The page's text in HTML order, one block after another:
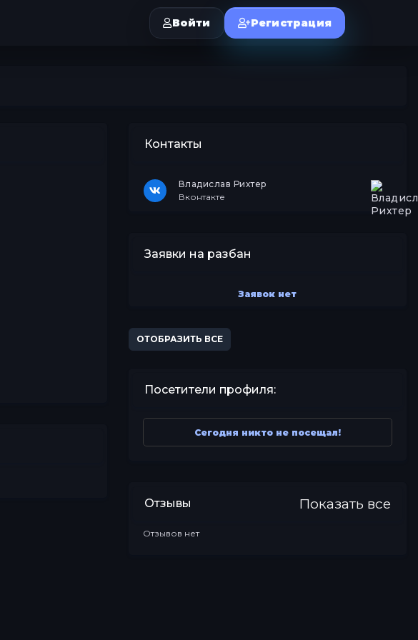
Войти Регистрация
Контакты
Владислав Рихтер
Вконтакте
Заявки на разбан
Заявок нет
ОТОБРАЗИТЬ ВСЕ
Посетители профиля:
Сегодня никто не посещал!
Отзывы Показать все
Отзывов нет